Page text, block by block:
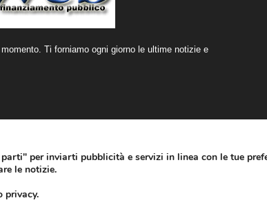
Ti forniamo ogni giorno le ultime notizie e
per inviarti pubblicità e servizi in linea con le tue
le notizie.
privacy.